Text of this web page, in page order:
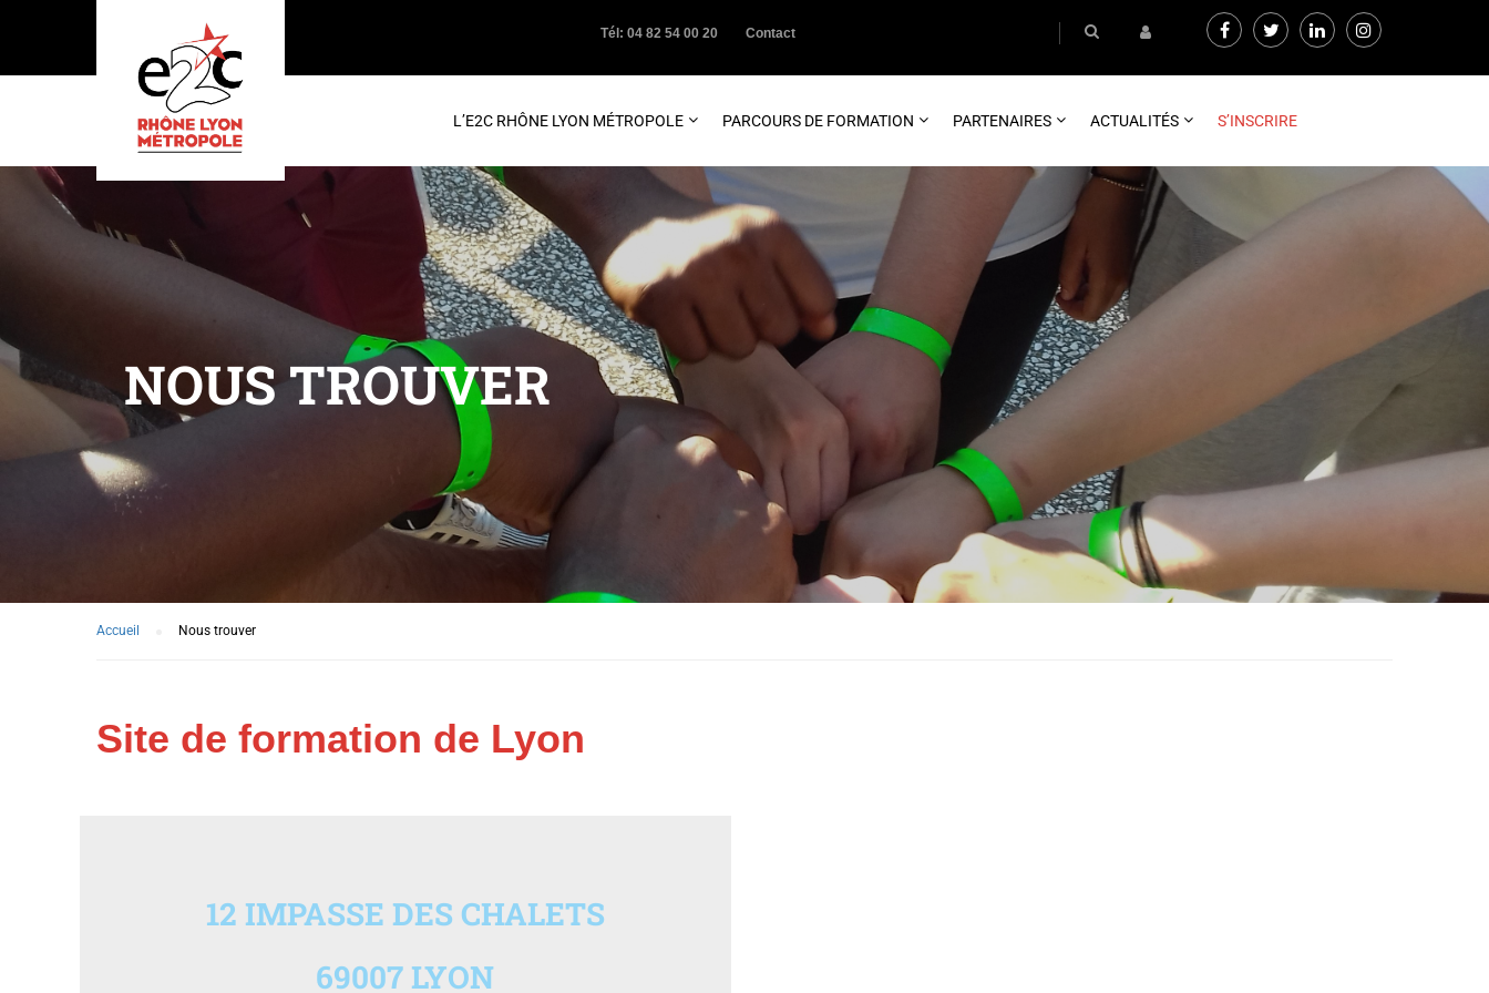
Contact
Tél: 04 82 54 00 20
L’E2C RHÔNE LYON MÉTROPOLE PARCOURS DE FORMATION PARTENAIRES ACTUALITÉS S’INSCRIRE
NOUS TROUVER
Accueil Nous trouver
Site de formation de Lyon
12 IMPASSE DES CHALETS
69007 LYON